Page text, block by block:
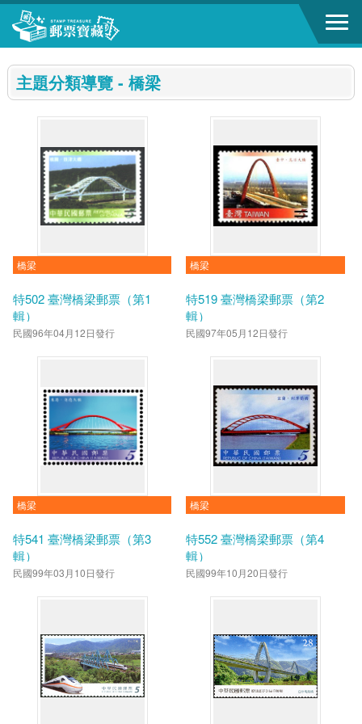
跳到主要內容區塊
主題分類導覽 - 橋梁
橋梁
特502 臺灣橋梁郵票（第1
輯）
民國96年04月12日發行
橋梁
特519 臺灣橋梁郵票（第2
輯）
民國97年05月12日發行
橋梁
特541 臺灣橋梁郵票（第3
輯）
民國99年03月10日發行
橋梁
特552 臺灣橋梁郵票（第4
輯）
民國99年10月20日發行